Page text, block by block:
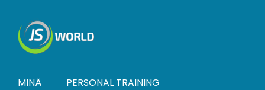
content
MINÄ
PERSONAL TRAINING